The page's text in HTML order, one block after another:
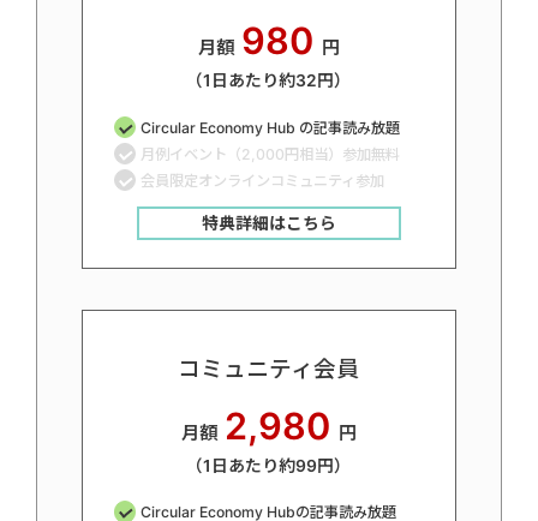
月額 980 円
（1日あたり約32円）
Circular Economy Hub の記事読み放題
月例イベント（2,000円相当）参加無料
会員限定オンラインコミュニティ参加
特典詳細はこちら
コミュニティ会員
月額 2,980 円
（1日あたり約99円）
Circular Economy Hubの記事読み放題